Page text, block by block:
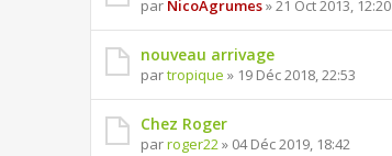
par NicoAgrumes» 21 Oct 2013, 12:20
nouveau arrivage
partropique » 19 Déc 2018, 22:53
Chez Roger
parroger22» 04 Déc 2019, 18:42